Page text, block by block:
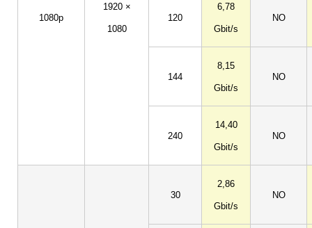
1080p
1920 ×
1080
120
6,78
Gbit/s
NO
144
8,15
Gbit/s
NO
240
14,40
Gbit/s
NO
30
2,86
Gbit/s
NO